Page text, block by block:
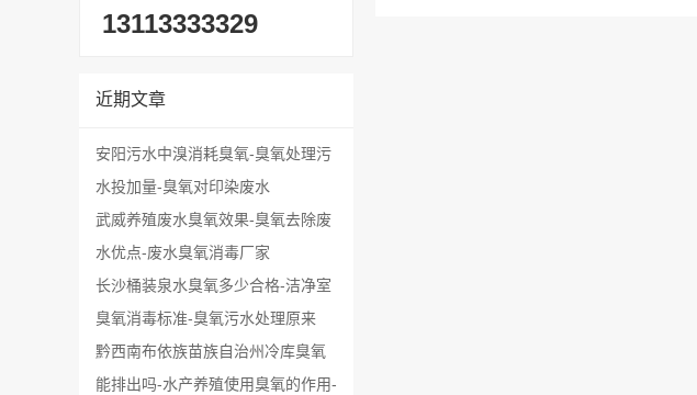
13113333329
近期文章
安阳污水中溴消耗臭氧-臭氧处理污
水投加量-臭氧对印染废水
武威养殖废水臭氧效果-臭氧去除废
水优点-废水臭氧消毒厂家
长沙桶装泉水臭氧多少合格-洁净室
臭氧消毒标准-臭氧污水处理原来
黔西南布依族苗族自治州冷库臭氧
能排出吗-水产养殖使用臭氧的作用-